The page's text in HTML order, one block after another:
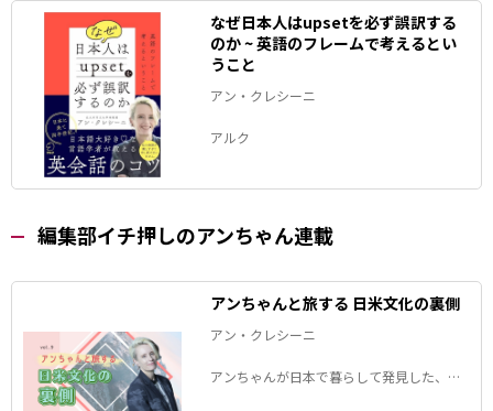
なぜ日本人はupsetを必ず誤訳する
のか ~ 英語のフレームで考えるとい
うこと
アン・クレシーニ
アルク
編集部イチ押しのアンちゃん連載
アンちゃんと旅する 日米文化の裏側
アン・クレシーニ
アンちゃんが日本で暮らして発見した、日